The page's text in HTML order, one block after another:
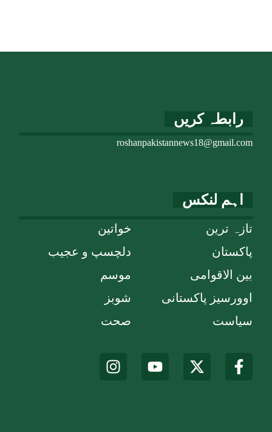
اہم لنکس
خواتین
دلچسپ و عجیب
موسم
شوبز
صحت
تازہ ترین
پاکستان
بین الاقوامی
اوورسیز پاکستانی
سیاست
رابطہ کریں
roshanpakistannews18@gmail.com